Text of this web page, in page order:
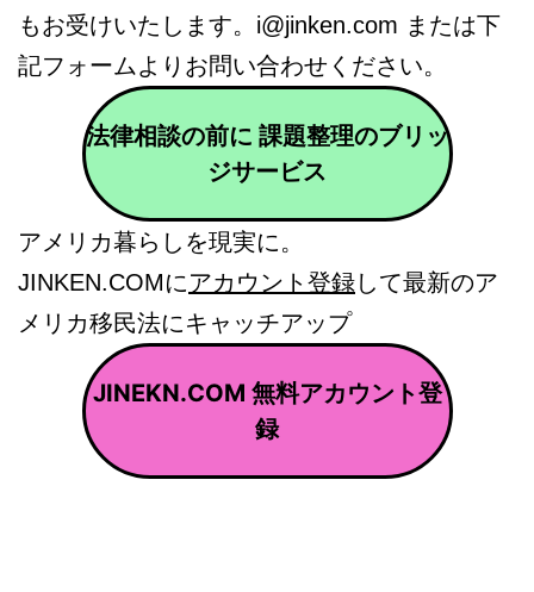
もお受けいたします。i@jinken.com または下
記フォームよりお問い合わせください。
法律相談の前に 課題整理のブリッ
ジサービス
アメリカ暮らしを現実に。
JINKEN.COMにアカウント登録して最新のア
メリカ移民法にキャッチアップ
JINEKN.COM 無料アカウント登
録